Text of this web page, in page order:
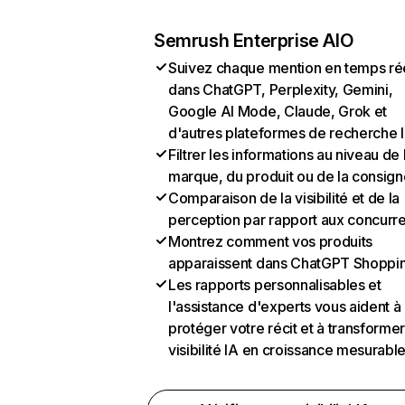
Semrush Enterprise AIO
Suivez chaque mention en temps
dans ChatGPT, Perplexity, Gemini,
Google AI Mode, Claude, Grok et
d'autres plateformes de recherche
Filtrer les informations au niveau de
marque, du produit ou de la
Comparaison de la visibilité et de la
perception par rapport aux
Montrez comment vos produits
apparaissent dans ChatGPT
Les rapports personnalisables et
l'assistance d'experts vous aident à
protéger votre récit et à
visibilité IA en croissance